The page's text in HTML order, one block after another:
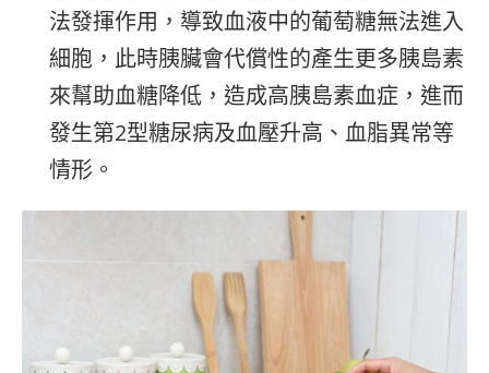
法發揮作用，導致血液中的葡萄糖無法進入
細胞，此時胰臟會代償性的產生更多胰島素
來幫助血糖降低，造成高胰島素血症，進而
發生第2型糖尿病及血壓升高、血脂異常等
情形。